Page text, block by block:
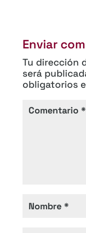
Enviar
Tu dirección
será
obligatorios